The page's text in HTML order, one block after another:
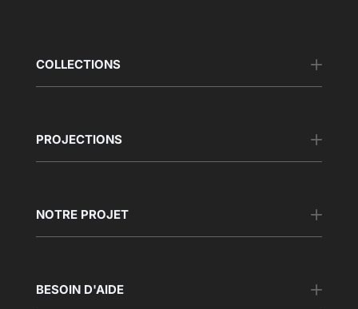
COLLECTIONS
PROJECTIONS
NOTRE PROJET
BESOIN D'AIDE